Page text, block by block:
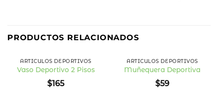
PRODUCTOS RELACIONADOS
ARTÍCULOS DEPORTIVOS
Vaso Deportivo 2 Pisos
$165
ARTÍCULOS DEPORTIVOS
Muñequera Deportiva
$59